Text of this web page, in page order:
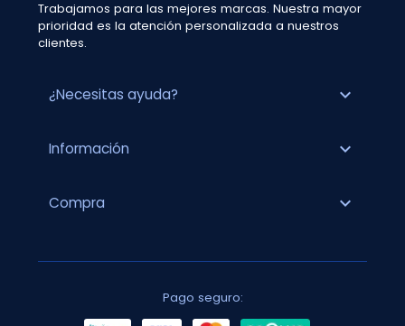
Trabajamos para las mejores marcas. Nuestra mayor
prioridad es la atención personalizada a nuestros
clientes.
¿Necesitas ayuda? expand_more
Información expand_more
Compra expand_more
Pago seguro: